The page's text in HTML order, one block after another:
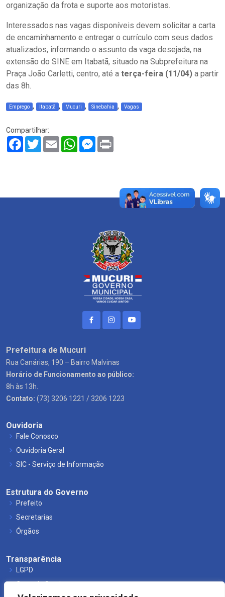
organização da frota e suporte aos motoristas.
Interessados nas vagas disponíveis devem solicitar a carta
de encaminhamento e entregar o currículo com seus dados
atualizados, informando o assunto da vaga desejada, na
extensão do SINE em Itabatã, situado na Subprefeitura na
Praça João Carletti, centro, até a terça-feira (11/04) a partir
das 8h.
Emprego , Itabatã , Mucuri , Sinebahia , Vagas
Compartilhar:
Facebook
TwitterEmail WhatsAppMessenger
Prefeitura de Mucuri
Rua Canárias, 190 – Bairro Malvinas
Horário de Funcionamento ao público:
8h às 13h.
Contato: (73) 3206 1221 / 3206 1223
Ouvidoria
Fale Conosco
Ouvidoria Geral
SIC - Serviço de Informação
Estrutura do Governo
Prefeito
Secretarias
Órgãos
Transparência
LGPD
Carta de Serviços